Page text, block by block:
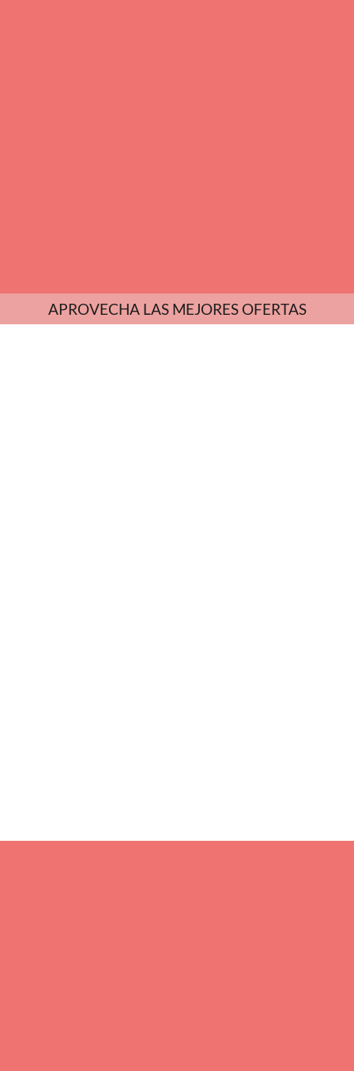
APROVECHA LAS MEJORES OFERTAS